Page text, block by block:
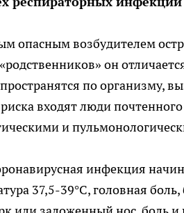
опасным возбудителем
он
по организму,
входят люди
и
инфекция
37,5-39°С, головная